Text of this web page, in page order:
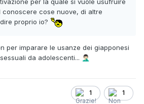
per la quale si vuole usufruire
conoscere cose nuove, di altre
proprio io?
per imparare le usanze dei giapponesi
da adolescenti... 🤦🏻‍♂️
1 1